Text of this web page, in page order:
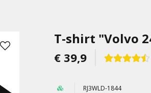
T-shirt "Volvo
€ 39,9
RJ3WLD-1844